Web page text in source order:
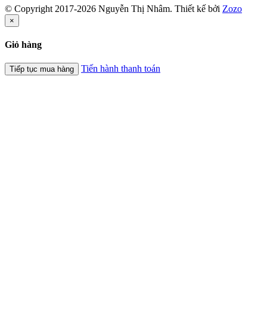
© Copyright 2017-2026 Nguyễn Thị Nhâm. Thiết kế bởi Zozo
×
Giỏ hàng
Tiếp tục mua hàng Tiến hành thanh toán